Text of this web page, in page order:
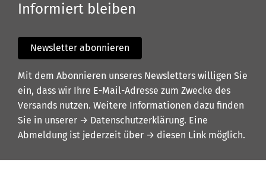
Informiert bleiben
Newsletter abonnieren
Mit dem Abonnieren unseres Newsletters willigen Sie
ein, dass wir Ihre E-Mail-Adresse zum Zwecke des
Versands nutzen. Weitere Informationen dazu finden
Sie in unserer → Datenschutzerklärung. Eine
Abmeldung ist jederzeit über → diesen Link möglich.